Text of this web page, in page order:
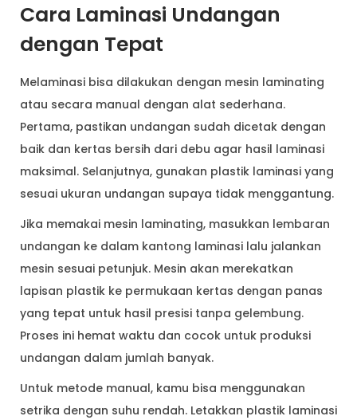
Cara Laminasi Undangan
dengan Tepat
Melaminasi bisa dilakukan dengan mesin laminating
atau secara manual dengan alat sederhana.
Pertama, pastikan undangan sudah dicetak dengan
baik dan kertas bersih dari debu agar hasil laminasi
maksimal. Selanjutnya, gunakan plastik laminasi yang
sesuai ukuran undangan supaya tidak menggantung.
Jika memakai mesin laminating, masukkan lembaran
undangan ke dalam kantong laminasi lalu jalankan
mesin sesuai petunjuk. Mesin akan merekatkan
lapisan plastik ke permukaan kertas dengan panas
yang tepat untuk hasil presisi tanpa gelembung.
Proses ini hemat waktu dan cocok untuk produksi
undangan dalam jumlah banyak.
Untuk metode manual, kamu bisa menggunakan
setrika dengan suhu rendah. Letakkan plastik laminasi